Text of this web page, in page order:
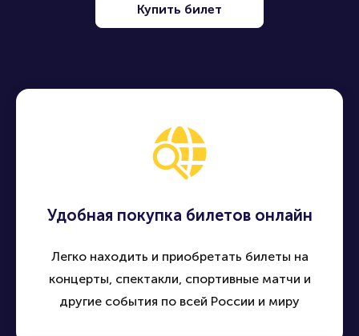
Купить билет
Удобная покупка билетов онлайн
Легко находить и приобретать билеты на
концерты, спектакли, спортивные матчи и
другие события по всей России и миру